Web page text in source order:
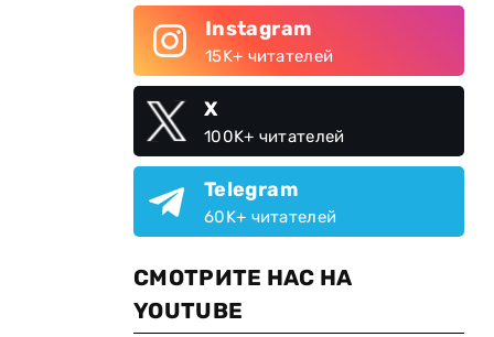
Instagram
15K+ читателей
X
100K+ читателей
Telegram
60K+ читателей
СМОТРИТЕ НАС НА
YOUTUBE